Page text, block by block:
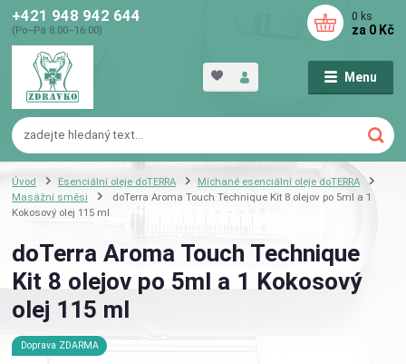
Menu
+421 948 942 644
(Po–Pá 8:00–16:00)
0 ks
za 0 Kč
Úvod Esenciální oleje doTERRA
Míchané esenciální oleje doTERRA
Masážní směsi
doTerra Aroma Touch Technique Kit 8 olejov po 5ml a 1
Kokosový olej 115 ml
doTerra Aroma Touch Technique
Kit 8 olejov po 5ml a 1 Kokosový
olej 115 ml
Doprava ZDARMA